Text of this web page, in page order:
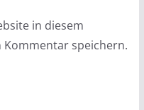
in diesem
speichern.